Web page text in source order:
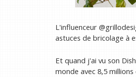
L'influenceur
astuces de bricolage à
Et quand j'ai vu son
monde avec 8,5